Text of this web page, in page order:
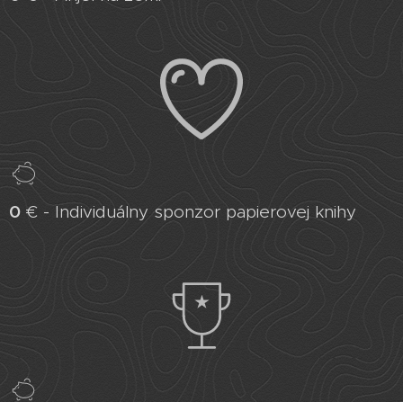
0 € - Individuálny sponzor papierovej knihy